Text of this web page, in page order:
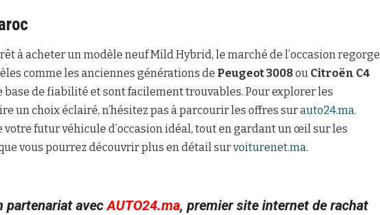
à acheter un modèle neuf Mild Hybrid, le marché de l’occasion regorge
comme les anciennes générations de Peugeot 3008ou Citroën C4
de fiabilité et sont facilement trouvables. Pour explorer les
un choix éclairé, n’hésitez pas à parcourir les offres surauto24.ma.
futur véhicule d’occasion idéal, tout en gardant un œil sur les
vous pourrez découvrir plus en détail survoiturenet.ma.
partenariat avecAUTO24.ma, premier site internet de rachat